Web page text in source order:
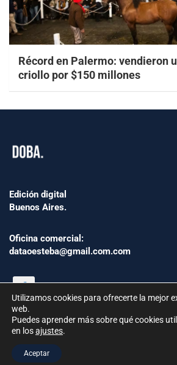
Récord en Palermo: vendieron
criollo por $150 millones
Edición digital
Buenos Aires.
Oficina comercial:
dataoesteba@gmail.com.com
República Argentina | Todos los
Utilizamos cookies para ofrecerte la mejor
web.
Puedes aprender más sobre qué cookies
en losajustes.
Aceptar